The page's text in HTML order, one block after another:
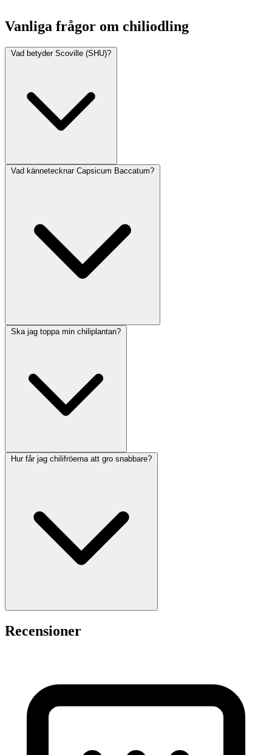
Vanliga frågor om chiliodling
Vad betyder Scoville (SHU)?
Vad kännetecknar Capsicum Baccatum?
Ska jag toppa min chiliplantan?
Hur får jag chilifröerna att gro snabbare?
Recensioner